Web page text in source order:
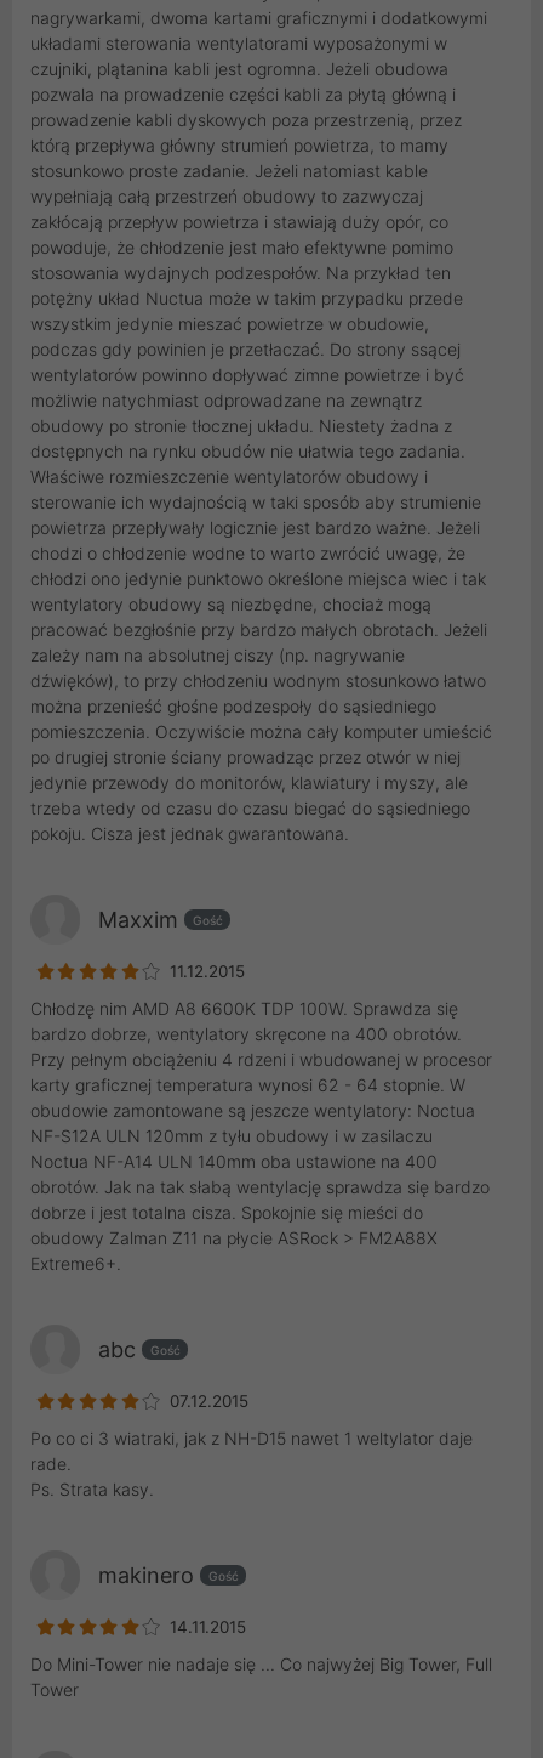
nagrywarkami, dwoma kartami graficznymi i dodatkowymi
układami sterowania wentylatorami wyposażonymi w
czujniki, plątanina kabli jest ogromna. Jeżeli obudowa
pozwala na prowadzenie części kabli za płytą główną i
prowadzenie kabli dyskowych poza przestrzenią, przez
którą przepływa główny strumień powietrza, to mamy
stosunkowo proste zadanie. Jeżeli natomiast kable
wypełniają całą przestrzeń obudowy to zazwyczaj
zakłócają przepływ powietrza i stawiają duży opór, co
powoduje, że chłodzenie jest mało efektywne pomimo
stosowania wydajnych podzespołów. Na przykład ten
potężny układ Nuctua może w takim przypadku przede
wszystkim jedynie mieszać powietrze w obudowie,
podczas gdy powinien je przetłaczać. Do strony ssącej
wentylatorów powinno dopływać zimne powietrze i być
możliwie natychmiast odprowadzane na zewnątrz
obudowy po stronie tłocznej układu. Niestety żadna z
dostępnych na rynku obudów nie ułatwia tego zadania.
Właściwe rozmieszczenie wentylatorów obudowy i
sterowanie ich wydajnością w taki sposób aby strumienie
powietrza przepływały logicznie jest bardzo ważne. Jeżeli
chodzi o chłodzenie wodne to warto zwrócić uwagę, że
chłodzi ono jedynie punktowo określone miejsca wiec i tak
wentylatory obudowy są niezbędne, chociaż mogą
pracować bezgłośnie przy bardzo małych obrotach. Jeżeli
zależy nam na absolutnej ciszy (np. nagrywanie
dźwięków), to przy chłodzeniu wodnym stosunkowo łatwo
można przenieść głośne podzespoły do sąsiedniego
pomieszczenia. Oczywiście można cały komputer umieścić
po drugiej stronie ściany prowadząc przez otwór w niej
jedynie przewody do monitorów, klawiatury i myszy, ale
trzeba wtedy od czasu do czasu biegać do sąsiedniego
pokoju. Cisza jest jednak gwarantowana.
Maxxim Gość
11.12.2015
Chłodzę nim AMD A8 6600K TDP 100W. Sprawdza się
bardzo dobrze, wentylatory skręcone na 400 obrotów.
Przy pełnym obciążeniu 4 rdzeni i wbudowanej w procesor
karty graficznej temperatura wynosi 62 - 64 stopnie. W
obudowie zamontowane są jeszcze wentylatory: Noctua
NF-S12A ULN 120mm z tyłu obudowy i w zasilaczu
Noctua NF-A14 ULN 140mm oba ustawione na 400
obrotów. Jak na tak słabą wentylację sprawdza się bardzo
dobrze i jest totalna cisza. Spokojnie się mieści do
obudowy Zalman Z11 na płycie ASRock > FM2A88X
Extreme6+.
abc Gość
07.12.2015
Po co ci 3 wiatraki, jak z NH-D15 nawet 1 weltylator daje
rade.
Ps. Strata kasy.
makinero Gość
14.11.2015
Do Mini-Tower nie nadaje się ... Co najwyżej Big Tower, Full
Tower